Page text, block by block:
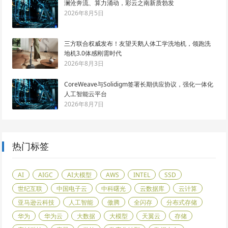
澜沧奔流、算力涌动，彩云之南新质勃发
2026年8月5日
三方联合权威发布！友望天鹅人体工学洗地机，领跑洗
地机3.0体感刚需时代
2026年8月3日
CoreWeave与Solidigm签署长期供应协议，强化一体化
人工智能云平台
2026年8月7日
热门标签
AI AIGC AI大模型 AWS INTEL
SSD
世纪互联
中国电子云 中科曙光 云数据库
云计算
亚马逊云科技
人工智能 傲腾 全闪存
分布式存储
华为
华为云 大数据 大模型 天翼云
存储